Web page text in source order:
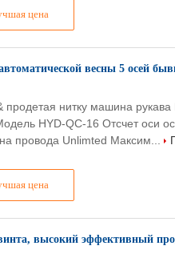
цена
весны 5 осей
цена
нитку машина
HYD-QC-16 Отсчет оси
провода Unlimted Максим...
высокий эффективный